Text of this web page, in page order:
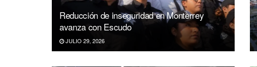
Reducción de inseguridad en Monterrey
avanza con Escudo
JULIO 29, 2026